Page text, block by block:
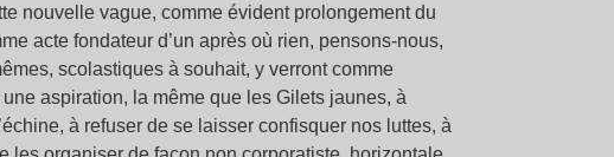
nouvelle vague, comme évident prolongement du
acte fondateur d’un après où rien, pensons-nous,
scolastiques à souhait, y verront comme
aspiration, la même que les Gilets jaunes, à
à refuser de se laisser confisquer nos luttes, à